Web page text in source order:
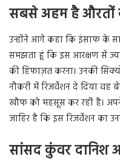
सबसे अहम है
उन्होंने आगे कहा कि इंसाफ के
समझता हूं कि इस आरक्षण से
की हिफाज़त करना। उनकी
नौकरी में रिजर्वेशन दे दिया
खौफ को महसूस कर रही हैं।
जाहिर है कि इस रिजर्वेशन का
सांसद कुंवर दानिश